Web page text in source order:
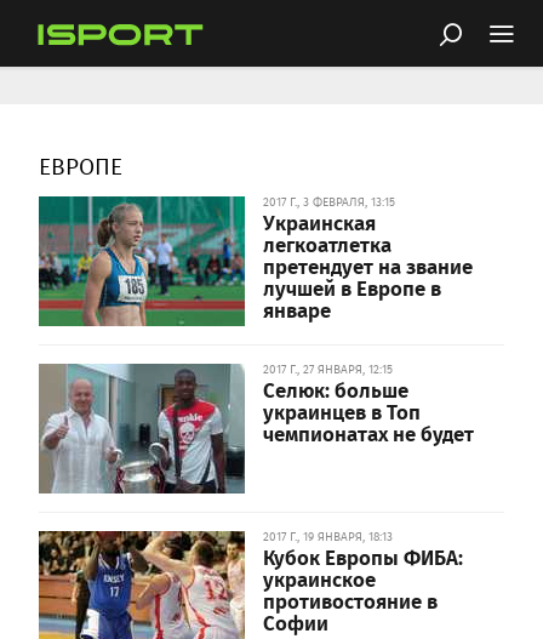
ЕВРОПЕ
2017 Г., 3 ФЕВРАЛЯ, 13:15
Украинская
легкоатлетка
претендует на звание
лучшей в Европе в
январе
2017 Г., 27 ЯНВАРЯ, 12:15
Селюк: больше
украинцев в Топ
чемпионатах не будет
2017 Г., 19 ЯНВАРЯ, 18:13
Кубок Европы ФИБА:
украинское
противостояние в
Софии